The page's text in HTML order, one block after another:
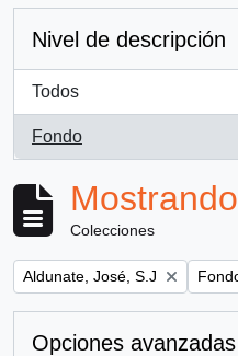
Nivel de descripción
Todos
Fondo
, 1 resultados
Colecciones
Remove filter:
Aldunate, José, S.J
Opciones